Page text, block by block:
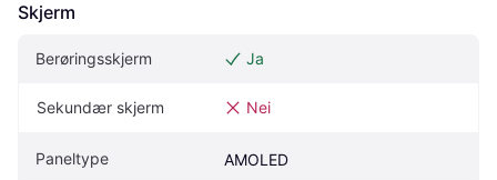
Skjerm
Berøringsskjerm Ja
Sekundær skjerm Nei
Paneltype AMOLED